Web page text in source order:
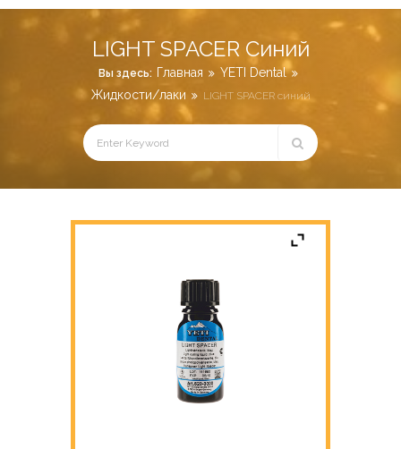
LIGHT SPACER Синий
Вы здесь: Главная
YETI Dental
Жидкости/лаки
LIGHT SPACER синий